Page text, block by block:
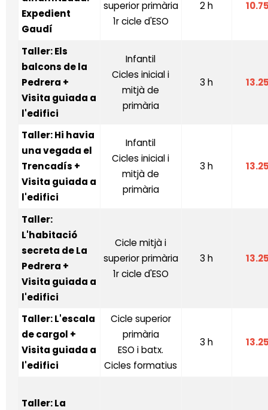
Expedient
Gaudí
superior primària
1r cicle d'ESO
2 h
Taller: Els
balcons de la
Pedrera +
Visita guiada a
l'edifici
Infantil
Cicles inicial i
mitjà de
primària
3 h
Taller: Hi havia
una vegada el
Trencadís +
Visita guiada a
l'edifici
Infantil
Cicles inicial i
mitjà de
primària
3 h
Taller:
L'habitació
secreta de La
Pedrera +
Visita guiada a
l'edifici
Cicle mitjà i
superior primària
1r cicle d'ESO
3 h
Taller: L'escala
de cargol +
Visita guiada a
l'edifici
Cicle superior
primària
ESO i batx.
Cicles formatius
3 h
Taller: La